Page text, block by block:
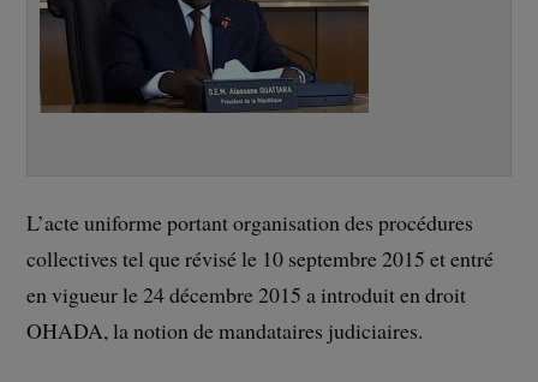
L’acte uniforme portant organisation des procédures
collectives tel que révisé le 10 septembre 2015 et entré
en vigueur le 24 décembre 2015 a introduit en droit
OHADA, la notion de mandataires judiciaires.